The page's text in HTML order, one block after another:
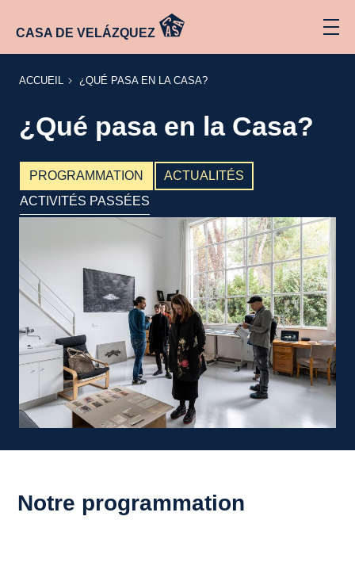
CASA DE VELÁZQUEZ
ACCUEIL
ACCUEIL
¿QUÉ
CASA?
¿QUÉ PASA EN LA CASA?
¿Qué pasa en la Casa?
PROGRAMMATION
ACTUALITÉS
ACTIVITÉS PASSÉES
Notre programmation